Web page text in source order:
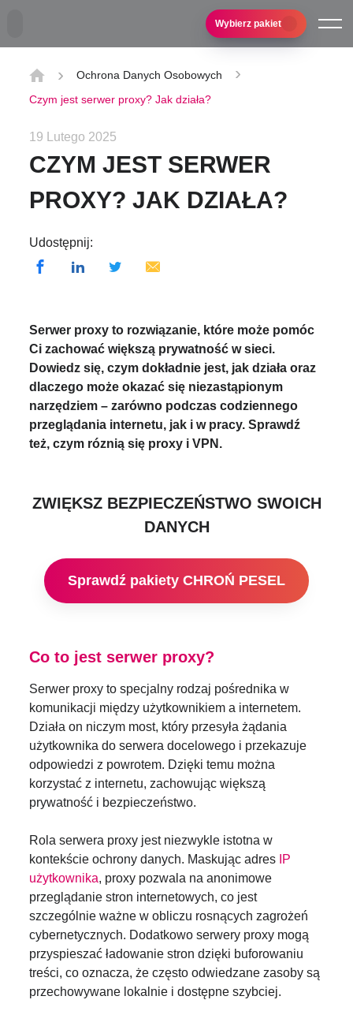
Wybierz pakiet
Ochrona Danych Osobowych
Czym jest serwer proxy? Jak działa?
19 Lutego 2025
CZYM JEST SERWER
PROXY? JAK DZIAŁA?
Udostępnij:
Serwer proxy to rozwiązanie, które może pomóc
Ci zachować większą prywatność w sieci.
Dowiedz się, czym dokładnie jest, jak działa oraz
dlaczego może okazać się niezastąpionym
narzędziem – zarówno podczas codziennego
przeglądania internetu, jak i w pracy. Sprawdź
też, czym róznią się proxy i VPN.
ZWIĘKSZ BEZPIECZEŃSTWO SWOICH
DANYCH
Sprawdź pakiety CHROŃ PESEL
Co to jest serwer proxy?
Serwer proxy to specjalny rodzaj pośrednika w
komunikacji między użytkownikiem a internetem.
Działa on niczym most, który przesyła żądania
użytkownika do serwera docelowego i przekazuje
odpowiedzi z powrotem. Dzięki temu można
korzystać z internetu, zachowując większą
prywatność i bezpieczeństwo.
Rola serwera proxy jest niezwykle istotna w
kontekście ochrony danych. Maskując adres IP
użytkownika, proxy pozwala na anonimowe
przeglądanie stron internetowych, co jest
szczególnie ważne w obliczu rosnących zagrożeń
cybernetycznych. Dodatkowo serwery proxy mogą
przyspieszać ładowanie stron dzięki buforowaniu
treści, co oznacza, że często odwiedzane zasoby są
przechowywane lokalnie i dostępne szybciej.